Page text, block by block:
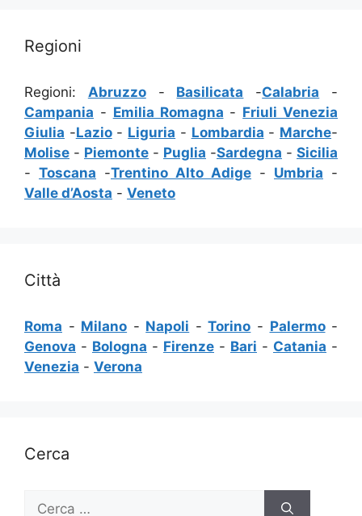
Regioni
Regioni: Abruzzo- Basilicata -Calabria -
Campania - Emilia Romagna - Friuli Venezia
Giulia -Lazio- Liguria - Lombardia - Marche-
Molise - Piemonte - Puglia -Sardegna - Sicilia
- Toscana -Trentino Alto Adige - Umbria -
Valle d’Aosta - Veneto
Città
Roma - Milano - Napoli -Torino - Palermo-
Genova - Bologna - Firenze - Bari - Catania -
Venezia - Verona
Cerca